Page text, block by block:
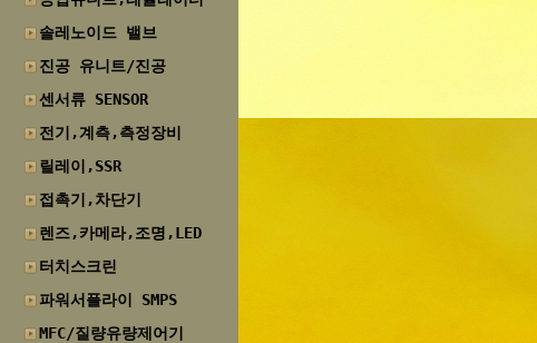
솔레노이드 밸브
진공 유니트/진공
센서류 SENSOR
전기,계측,측정장비
릴레이,SSR
접촉기,차단기
렌즈,카메라,조명,LED
터치스크린
파워서플라이 SMPS
MFC/질량유량제어기